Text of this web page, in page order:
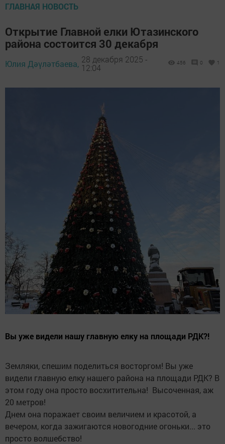
ГЛАВНАЯ НОВОСТЬ
Открытие Главной елки Ютазинского
района состоится 30 декабря
Юлия Дәүләтбаева, 28 декабря 2025 -
12:04
456 0 1
Вы уже видели нашу главную елку на площади РДК?!
Земляки, спешим поделиться восторгом! Вы уже
видели главную елку нашего района на площади РДК? В
этом году она просто восхитительна! Высоченная, аж
20 метров!
Днем она поражает своим величием и красотой, а
вечером, когда зажигаются новогодние огоньки... это
просто волшебство!